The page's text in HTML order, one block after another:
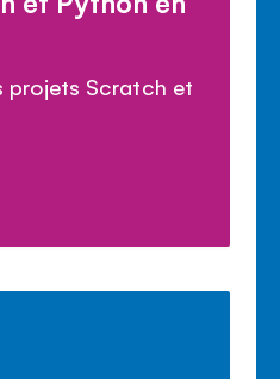
projets Scratch et